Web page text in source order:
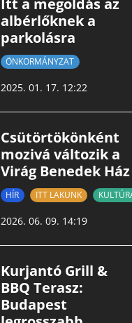
Itt a megoldás az
albérlőknek a
parkolásra
ÖNKORMÁNYZAT
2025. 01. 17. 12:22
Csütörtökönként
mozivá változik a
Virág Benedek Ház
HÍR ITT LAKUNK
2026. 06. 09. 14:19
Kurjantó Grill &
BBQ Terasz:
Budapest